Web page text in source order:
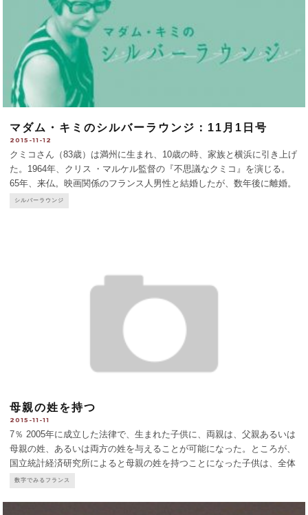
マダム・キミのシルバーラウンジ：11月1日号
2015-11-12
クミコさん（83歳）は満州に生まれ、10歳の時、家族と横浜に引き上げ
た。1964年、クリス ・マルケル監督の『不思議なクミコ』を演じる。
65年、来仏。映画関係のフランス人男性と結婚したが、数年後に離婚。
双子の娘（作家と建築家）がいる。彼女は詩人・作家でもあり、芭蕉の
シルバーラウンジ
母親の姓を持つ
2015-11-11
7％ 2005年に成立した法律で、生まれた子供に、両親は、父親あるいは
母親の姓、あるいは両方の姓を与えることが可能になった。ところが、
国立統計経済研究所によると母親の姓を持つことになった子供は、全体
のわずか7％。父親の姓になった子供は83％。両親の姓を併せ持つ子供
数字でみるフランス